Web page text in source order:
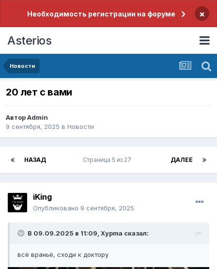
Необходимость регистрации на форуме ×
Asterios
Новости
20 лет с вами
АвторAdmin
9 сентября, 2025 в Новости
НАЗАД ДАЛЕЕ
Страница 5 из 27
iKing
Опубликовано 9 сентября, 2025
В 09.09.2025 в 11:09, Xypma сказал:
всё враньё, сходи к доктору